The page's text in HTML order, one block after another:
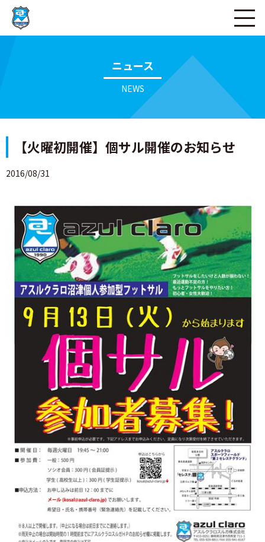
ニュース
NEWS
【火曜初開催】個サル開催のお知らせ
2016/08/31